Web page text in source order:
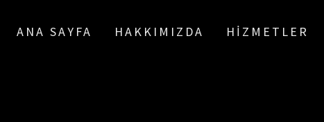
ANA SAYFA HAKKIMIZDA HIZMETLER